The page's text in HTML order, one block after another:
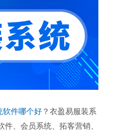
软件哪个好 ？衣盈易服装系
件、会员系统、拓客营销、